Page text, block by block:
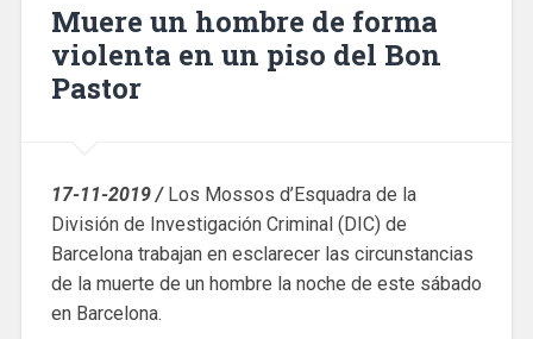
Muere un hombre de forma
violenta en un piso del Bon
Pastor
17-11-2019 /Los Mossos d’Esquadra de la
División de Investigación Criminal (DIC) de
Barcelona trabajan en esclarecer las circunstancias
de la muerte de un hombre la noche de este sábado
en Barcelona.